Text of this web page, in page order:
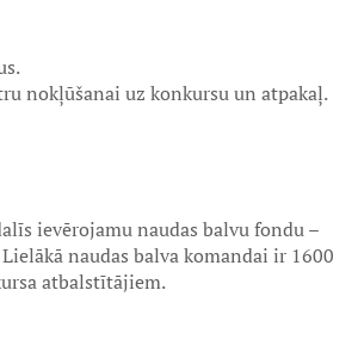
nokļūšanai uz konkursu un atpakaļ.
ievērojamu naudas balvu fondu –
naudas balva komandai ir 1600
atbalstītājiem.